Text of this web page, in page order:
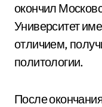
окончил
Университет
отличием,
политологии.
После